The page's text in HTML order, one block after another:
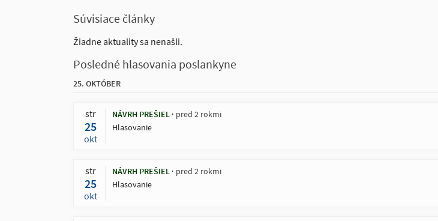
Súvisiace články
Žiadne aktuality sa nenašli.
Posledné hlasovania poslankyne
25. OKTÓBER
str
25
okt
NÁVRH PREŠIEL
pred 2 rokmi
Hlasovanie
str
25
okt
NÁVRH PREŠIEL
pred 2 rokmi
Hlasovanie